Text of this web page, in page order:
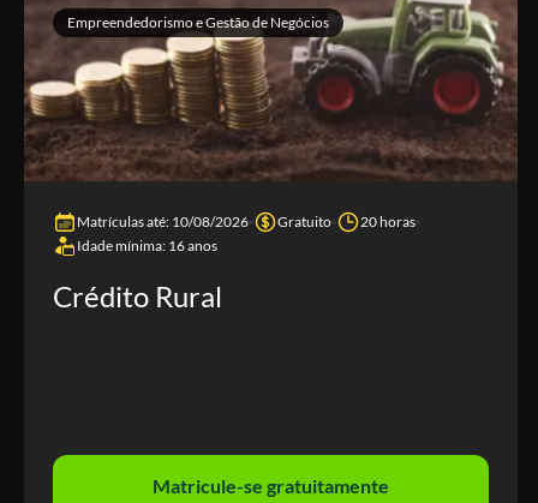
Empreendedorismo e Gestão de Negócios
Matrículas até: 10/08/2026 Gratuito
20 horas
Idade mínima: 16 anos
Crédito Rural
Matricule-se gratuitamente